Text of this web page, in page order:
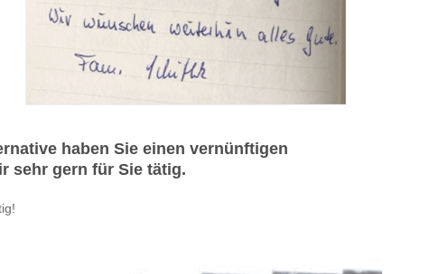
haben Sie einen vernünftigen
sehr gern für Sie tätig.